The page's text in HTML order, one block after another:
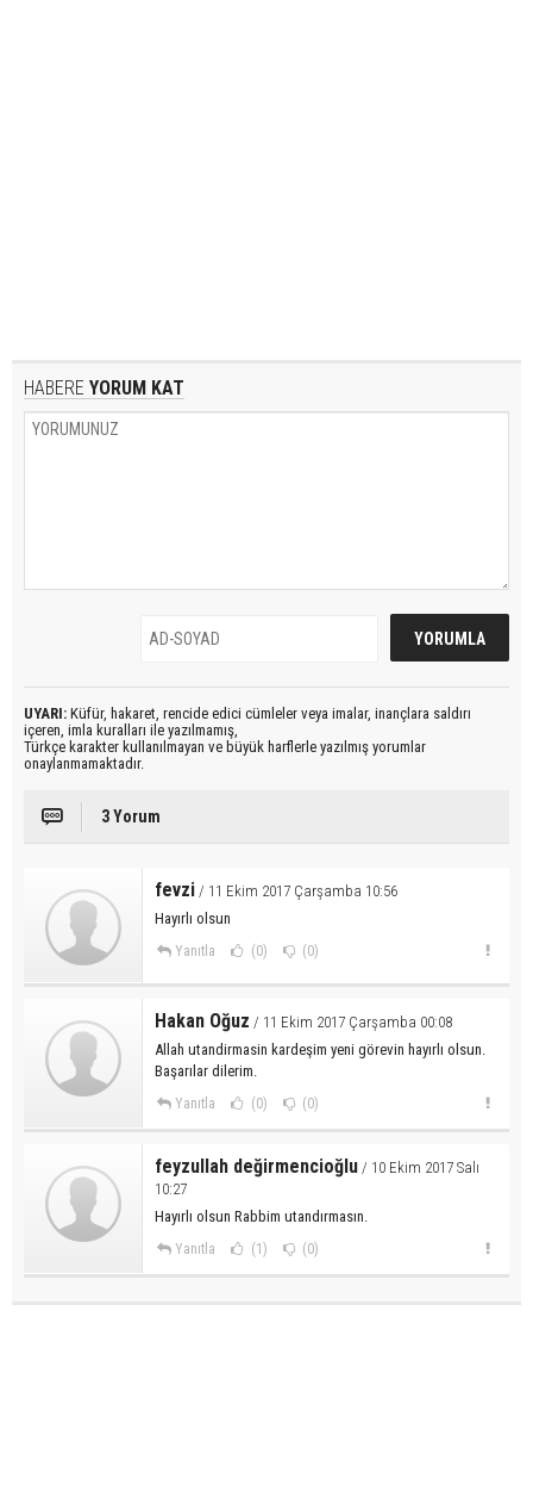
HABERE YORUM KAT
UYARI: Küfür, hakaret, rencide edici cümleler veya imalar, inançlara saldırı
içeren, imla kuralları ile yazılmamış,
Türkçe karakter kullanılmayan ve büyük harflerle yazılmış yorumlar
onaylanmamaktadır.
3 Yorum
fevzi / 11 Ekim 2017 Çarşamba 10:56
Hayırlı olsun
Yanıtla (0) (0)
Hakan Oğuz / 11 Ekim 2017 Çarşamba 00:08
Allah utandirmasin kardeşim yeni görevin hayırlı olsun.
Başarılar dilerim.
Yanıtla (0) (0)
feyzullah değirmencioğlu / 10 Ekim 2017 Salı
10:27
Hayırlı olsun Rabbim utandırmasın.
Yanıtla (1) (0)